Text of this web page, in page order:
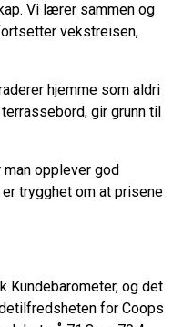
Vi lærer sammen og
vekstreisen,
hjemme som aldri
gir grunn til
opplever god
trygghet om at prisene
Kundebarometer, og det
for Coops